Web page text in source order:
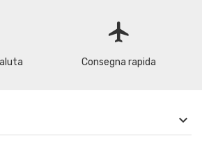
flight
Consegna rapida
